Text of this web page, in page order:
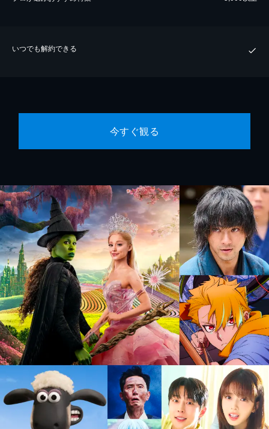
いつでも解約できる
今すぐ観る